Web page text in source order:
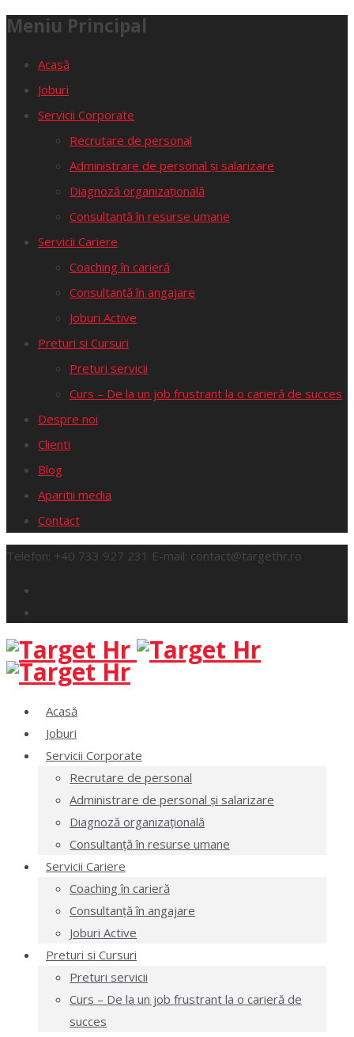
Meniu Principal
Acasă
Joburi
Servicii Corporate
Recrutare de personal
Administrare de personal și salarizare
Diagnoză organizațională
Consultanță în resurse umane
Servicii Cariere
Coaching în carieră
Consultanță în angajare
Joburi Active
Preturi si Cursuri
Preturi servicii
Curs – De la un job frustrant la o carieră de succes
Despre noi
Clienti
Blog
Aparitii media
Contact
Telefon: +40 733 927 231 E-mail: contact@targethr.ro
Acasă
Joburi
Servicii Corporate
Recrutare de personal
Administrare de personal și salarizare
Diagnoză organizațională
Consultanță în resurse umane
Servicii Cariere
Coaching în carieră
Consultanță în angajare
Joburi Active
Preturi si Cursuri
Preturi servicii
Curs – De la un job frustrant la o carieră de
succes